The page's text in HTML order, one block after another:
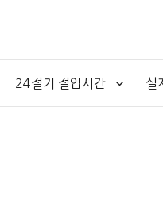
24절기 절입시간 실